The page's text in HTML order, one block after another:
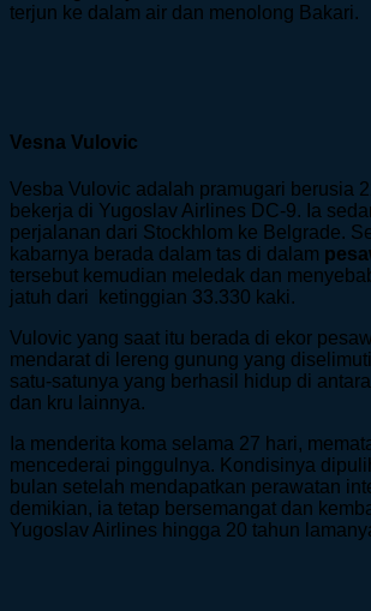
terjun ke dalam air dan menolong Bakari.
Vesna Vulovic
Vesba Vulovic adalah pramugari berusia
bekerja di Yugoslav Airlines DC-9. Ia
perjalanan dari Stockhlom ke Belgrade.
kabarnya berada dalam tas di dalam
tersebut kemudian meledak dan
jatuh dari ketinggian 33.330 kaki.
Vulovic yang saat itu berada di ekor
mendarat di lereng gunung yang
satu-satunya yang berhasil hidup di
dan kru lainnya.
Ia menderita koma selama 27 hari,
mencederai pinggulnya. Kondisinya
bulan setelah mendapatkan perawatan
demikian, ia tetap bersemangat dan
Yugoslav Airlines hingga 20 tahun